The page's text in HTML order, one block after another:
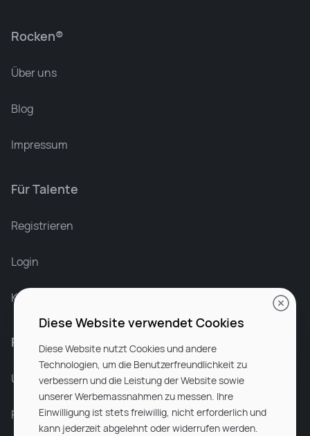
Rocken®
Über uns
Blog
Impressum
Für Talente
Registrieren
Login
Karriere bei Rocken
Für Unternehmen
Unsere Dienstleistungen
Partnerunternehmen
Diese Website verwendet Cookies
Diese Website nutzt Cookies und andere
Technologien, um die Benutzerfreundlichkeit zu
verbessern und die Leistung der Website sowie
unserer Werbemassnahmen zu messen. Ihre
Einwilligung ist stets freiwillig, nicht erforderlich und
kann jederzeit abgelehnt oder widerrufen werden.